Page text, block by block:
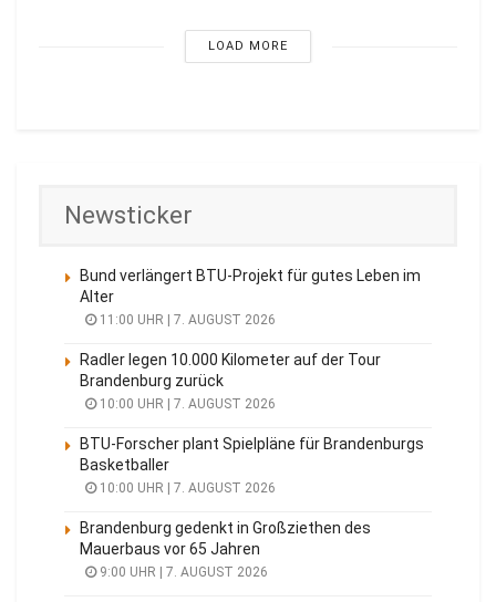
LOAD MORE
Newsticker
Bund verlängert BTU-Projekt für gutes Leben im
Alter
11:00 UHR | 7. AUGUST 2026
Radler legen 10.000 Kilometer auf der Tour
Brandenburg zurück
10:00 UHR | 7. AUGUST 2026
BTU-Forscher plant Spielpläne für Brandenburgs
Basketballer
10:00 UHR | 7. AUGUST 2026
Brandenburg gedenkt in Großziethen des
Mauerbaus vor 65 Jahren
9:00 UHR | 7. AUGUST 2026